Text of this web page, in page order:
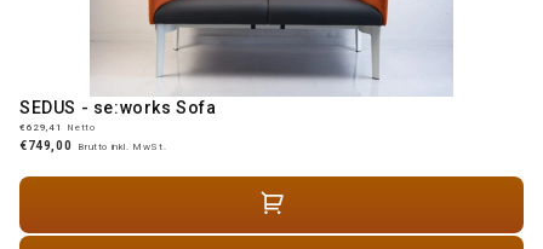
SEDUS - se:works Sofa
€629,41 Netto
€749,00 Brutto inkl. MwSt.